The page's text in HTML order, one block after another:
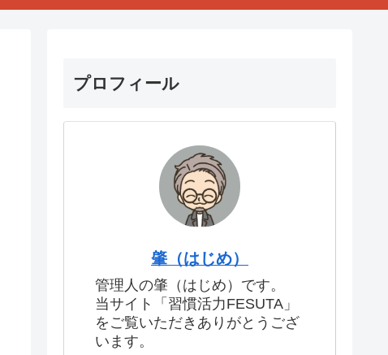
プロフィール
肇（はじめ）
管理人の肇（はじめ）です。
当サイト「習慣活力FESUTA」
をご覧いただきありがとうござ
います。